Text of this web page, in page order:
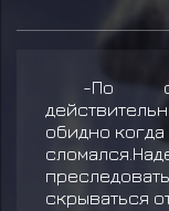
-По
обидно
скрываться